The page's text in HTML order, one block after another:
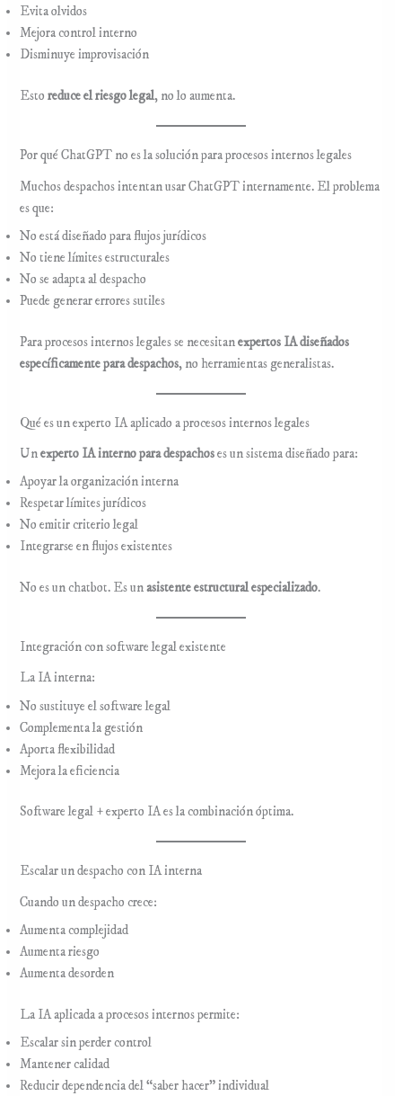
Evita olvidos
Mejora control interno
Disminuye improvisación
Estoreduce el riesgo legal, no lo aumenta.
Por qué ChatGPT no es la solución para procesos internos legales
Muchos despachos intentan usar ChatGPT internamente. El problema
es que:
No está diseñado para flujos jurídicos
No tiene límites estructurales
No se adapta al despacho
Puede generar errores sutiles
Para procesos internos legales se necesitanexpertos IA diseñados
específicamente para despachos, no herramientas generalistas.
Qué es un experto IA aplicado a procesos internos legales
Unexperto IA interno para despachoses un sistema diseñado para:
Apoyar la organización interna
Respetar límites jurídicos
No emitir criterio legal
Integrarse en flujos existentes
No es un chatbot. Es unasistente estructural especializado.
Integración con software legal existente
La IA interna:
No sustituye el software legal
Complementa la gestión
Aporta flexibilidad
Mejora la eficiencia
Software legal + experto IA es la combinación óptima.
Escalar un despacho con IA interna
Cuando un despacho crece:
Aumenta complejidad
Aumenta riesgo
Aumenta desorden
La IA aplicada a procesos internos permite:
Escalar sin perder control
Mantener calidad
Reducir dependencia del “saber hacer” individual